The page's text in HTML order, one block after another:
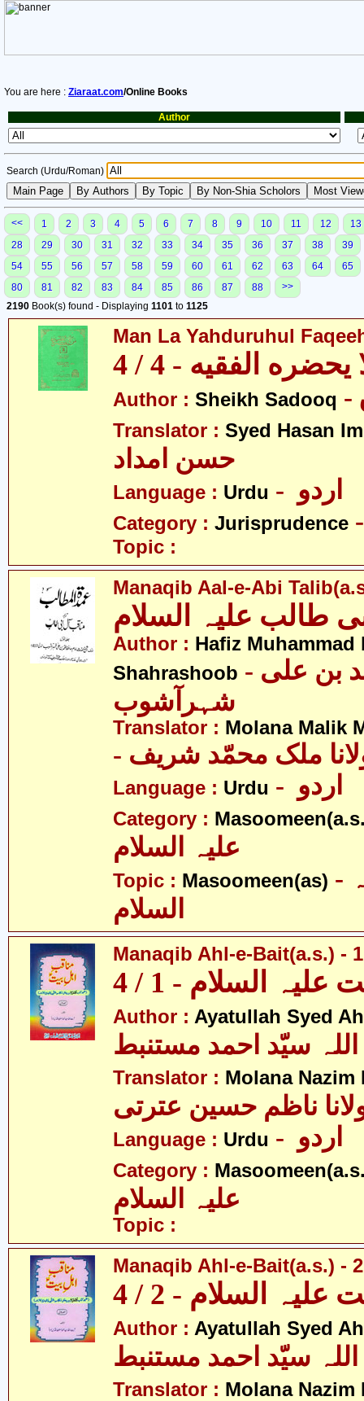
You are here : Ziaraat.com/Online Books
Author
Search (Urdu/Roman)
<< 1 2 3 4 5 6 7 8 9 10 11 12
13
28
29 30 31 32 33 34 35 36 37 38
39
54
55 56 57 58 59 60 61 62 63 64
65
80
81 82 83 84 85 86 87 88
>>
2190 Book(s) found - Displaying 1101 to 1125
Man La Yahduruhul
الفقيه - 4 / 4
Author : Sheikh Sadooq
Translator : Syed Hasan
Language : Urdu
Category : Jurisprudence
Topic :
Manaqib Aal-e-Abi
طالب علیہ السلام
Author : Hafiz Muhammad
Shahrashoob - حافظ محمّد بن علی
شہرآشوب
Translator : Molana Malik
ملک محمّد شریف
Language : Urdu
Category :
Topic : Masoomeen(as) - معصومین علیہ
السلام
Manaqib Ahl-e-Bait(a.s.) -
السلام - 1 / 4
Author : Ayatullah Syed
سیّد احمد مستنبط
Translator : Molana
ناظم حسین عترتی
Language : Urdu
Category :
Topic :
Manaqib Ahl-e-Bait(a.s.) -
السلام - 2 / 4
Author : Ayatullah Syed
سیّد احمد مستنبط
Translator : Molana Nazim